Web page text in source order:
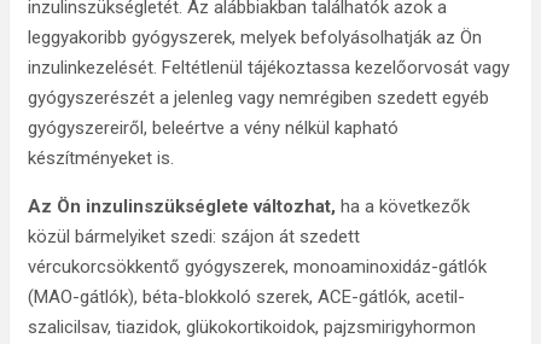
inzulinszükségletét. Az alábbiakban találhatók azok a
leggyakoribb gyógyszerek, melyek befolyásolhatják az Ön
inzulinkezelését. Feltétlenül tájékoztassa kezelőorvosát vagy
gyógyszerészét a jelenleg vagy nemrégiben szedett egyéb
gyógyszereiről, beleértve a vény nélkül kapható
készítményeket is.
Az Ön inzulinszükséglete változhat, ha a következők
közül bármelyiket szedi: szájon át szedett
vércukorcsökkentő gyógyszerek, monoaminoxidáz-gátlók
(MAO-gátlók), béta-blokkoló szerek, ACE-gátlók, acetil-
szalicilsav, tiazidok, glükokortikoidok, pajzsmirigyhormon